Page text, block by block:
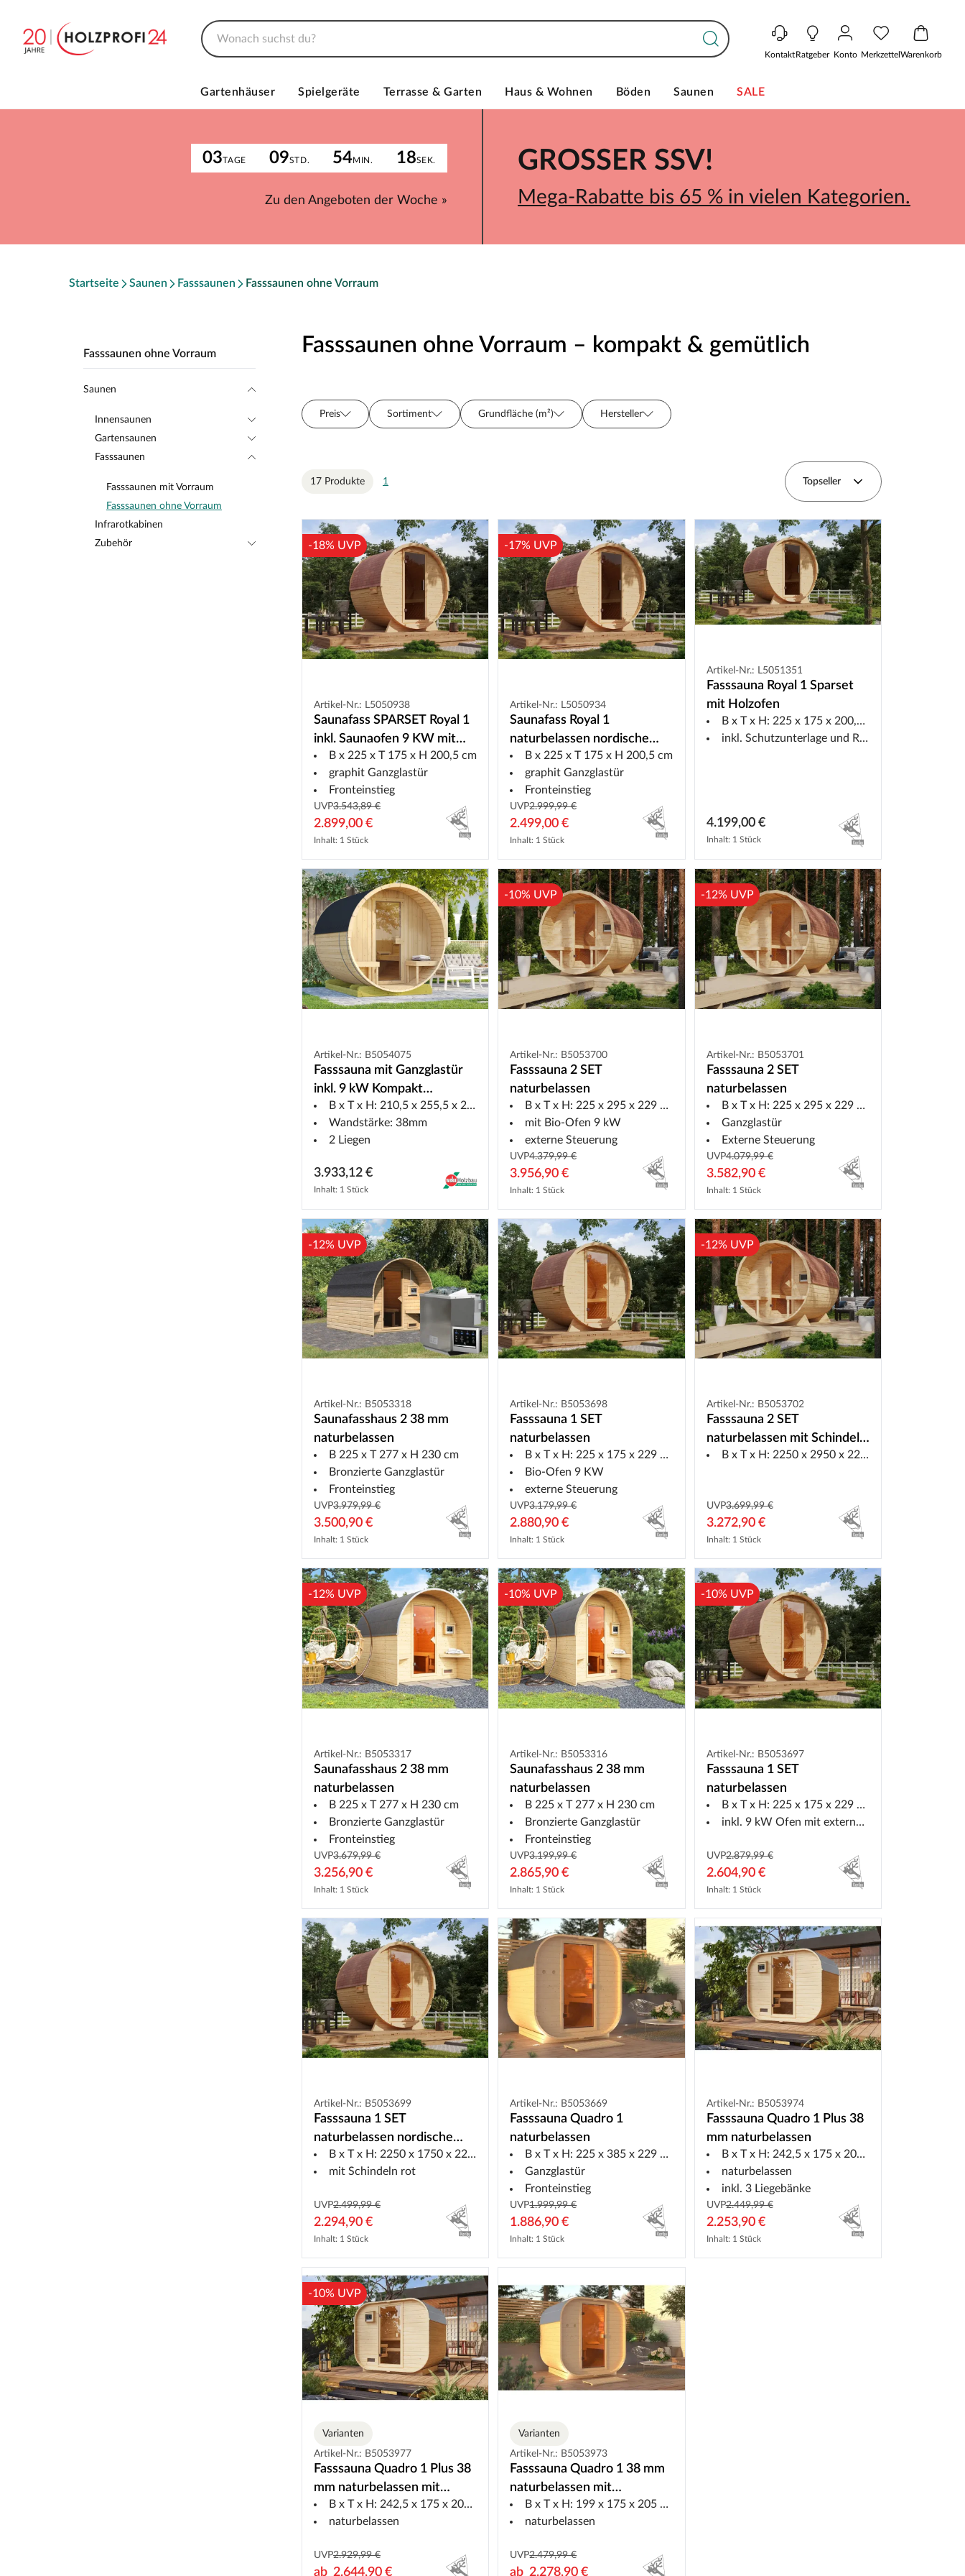
KontaktRatgeber Konto MerkzettelWarenkorb
Gartenhäuser Spielgeräte Terrasse & Garten Haus & Wohnen Böden Saunen SALE
03TAGE 09STD. 54MIN. 18SEK.
Zu den Angeboten der Woche »
GROSSER SSV!
Mega-Rabatte bis 65 % in vielen Kategorien.
Startseite Saunen Fasssaunen Fasssaunen ohne Vorraum
Fasssaunen ohne Vorraum
Saunen
Innensaunen
Gartensaunen
Fasssaunen
Fasssaunen mit Vorraum
Fasssaunen ohne Vorraum
Infrarotkabinen
Zubehör
Fasssaunen ohne Vorraum – kompakt & gemütlich
Preis Sortiment Grundfläche (m²) Hersteller
17 Produkte
1 Topseller
-18% UVP
Artikel-Nr.: L5050938
Saunafass SPARSET Royal 1
inkl. Saunaofen 9 KW mit
interner Steuerung
B x 225 x T 175 x H 200,5 cm
graphit Ganzglastür
Fronteinstieg
UVP3.543,89 €
2.899,00 €
Inhalt: 1 Stück
-17% UVP
Artikel-Nr.: L5050934
Saunafass Royal 1
naturbelassen nordische
FichteB x 225 x T 175 x H 200,5 cm
graphit Ganzglastür
Fronteinstieg
UVP2.999,99 €
2.499,00 €
Inhalt: 1 Stück
Artikel-Nr.: L5051351
Fasssauna Royal 1 Sparset
mit Holzofen
B x T x H: 225 x 175 x 200,5 cm
inkl. Schutzunterlage und Rauchabzug
4.199,00 €
Inhalt: 1 Stück
Artikel-Nr.: B5054075
Fasssauna mit Ganzglastür
inkl. 9 kW Kompakt
Saunaofen Naturbelassen
B x T x H: 210,5 x 255,5 x 217,5 cm
Wandstärke: 38mm
2 Liegen
3.933,12 €
Inhalt: 1 Stück
-10% UVP
Artikel-Nr.: B5053700
Fasssauna 2 SET
naturbelassen
B x T x H: 225 x 295 x 229 cm
mit Bio-Ofen 9 kW
externe Steuerung
UVP4.379,99 €
3.956,90 €
Inhalt: 1 Stück
-12% UVP
Artikel-Nr.: B5053701
Fasssauna 2 SET
naturbelassen
B x T x H: 225 x 295 x 229 cm
Ganzglastür
Externe Steuerung
UVP4.079,99 €
3.582,90 €
Inhalt: 1 Stück
-12% UVP
Artikel-Nr.: B5053318
Saunafasshaus 2 38 mm
naturbelassen
B 225 x T 277 x H 230 cm
Bronzierte Ganzglastür
Fronteinstieg
UVP3.979,99 €
3.500,90 €
Inhalt: 1 Stück
Artikel-Nr.: B5053698
Fasssauna 1 SET
naturbelassen
B x T x H: 225 x 175 x 229 cm
Bio-Ofen 9 KW
externe Steuerung
UVP3.179,99 €
2.880,90 €
Inhalt: 1 Stück
-12% UVP
Artikel-Nr.: B5053702
Fasssauna 2 SET
naturbelassen mit Schindeln
rotB x T x H: 2250 x 2950 x 2290 mm
UVP3.699,99 €
3.272,90 €
Inhalt: 1 Stück
-12% UVP
Artikel-Nr.: B5053317
Saunafasshaus 2 38 mm
naturbelassen
B 225 x T 277 x H 230 cm
Bronzierte Ganzglastür
Fronteinstieg
UVP3.679,99 €
3.256,90 €
Inhalt: 1 Stück
-10% UVP
Artikel-Nr.: B5053316
Saunafasshaus 2 38 mm
naturbelassen
B 225 x T 277 x H 230 cm
Bronzierte Ganzglastür
Fronteinstieg
UVP3.199,99 €
2.865,90 €
Inhalt: 1 Stück
-10% UVP
Artikel-Nr.: B5053697
Fasssauna 1 SET
naturbelassen
B x T x H: 225 x 175 x 229 cm
inkl. 9 kW Ofen mit externer Steuerung
UVP2.879,99 €
2.604,90 €
Inhalt: 1 Stück
Artikel-Nr.: B5053699
Fasssauna 1 SET
naturbelassen nordische
FichteB x T x H: 2250 x 1750 x 2290 mm
mit Schindeln rot
UVP2.499,99 €
2.294,90 €
Inhalt: 1 Stück
Artikel-Nr.: B5053669
Fasssauna Quadro 1
naturbelassen
B x T x H: 225 x 385 x 229 cm
Ganzglastür
Fronteinstieg
UVP1.999,99 €
1.886,90 €
Inhalt: 1 Stück
Artikel-Nr.: B5053974
Fasssauna Quadro 1 Plus 38
mm naturbelassen
B x T x H: 242,5 x 175 x 205 cm
naturbelassen
inkl. 3 Liegebänke
UVP2.449,99 €
2.253,90 €
Inhalt: 1 Stück
-10% UVP
Varianten
Artikel-Nr.: B5053977
Fasssauna Quadro 1 Plus 38
mm naturbelassen mit
bronzierter Ganzglastür
B x T x H: 242,5 x 175 x 205 cm
naturbelassen
UVP2.929,99 €
ab 2.644,90 €
Varianten
Artikel-Nr.: B5053973
Fasssauna Quadro 1 38 mm
naturbelassen mit
bronzierter Ganzglastür
B x T x H: 199 x 175 x 205 cm
naturbelassen
UVP2.479,99 €
ab2.278,90 €